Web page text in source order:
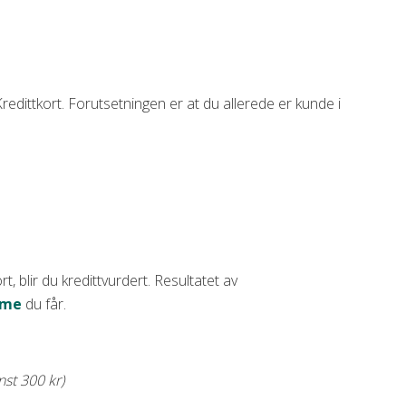
Forutsetningen er at du allerede er kunde i
blir du kredittvurdert. Resultatet av
du får.
300 kr)